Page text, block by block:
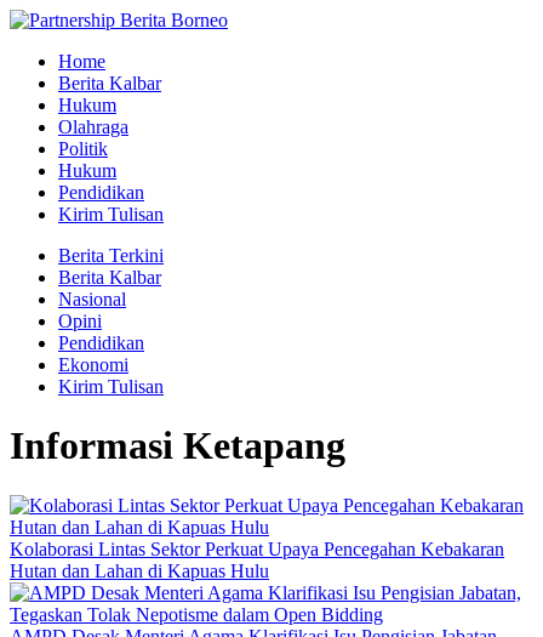
Home
Berita Kalbar
Hukum
Olahraga
Politik
Hukum
Pendidikan
Kirim Tulisan
Berita Terkini
Berita Kalbar
Nasional
Opini
Pendidikan
Ekonomi
Kirim Tulisan
Informasi Ketapang
Kolaborasi Lintas Sektor Perkuat Upaya Pencegahan Kebakaran
Hutan dan Lahan di Kapuas Hulu